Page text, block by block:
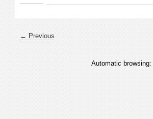
← Previous
Automatic browsing: